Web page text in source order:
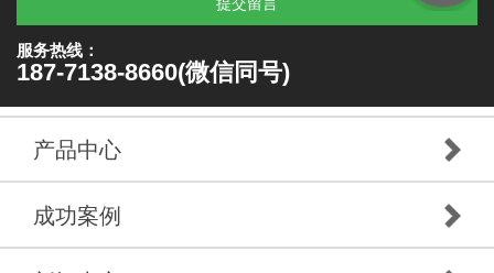
提交留言
服务热线：
187-7138-8660(微信同号)
产品中心
成功案例